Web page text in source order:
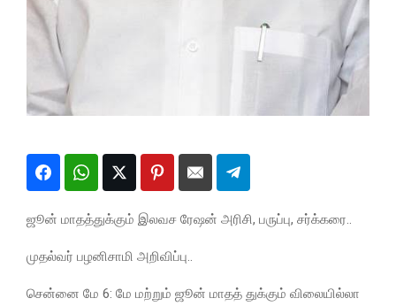
ஜூன் மாதத்துக்கும் இலவச ரேஷன் அரிசி, பருப்பு, சர்க்கரை..
முதல்வர் பழனிசாமி அறிவிப்பு..
சென்னை மே 6: மே மற்றும் ஜூன் மாதத் துக்கும் விலையில்லா